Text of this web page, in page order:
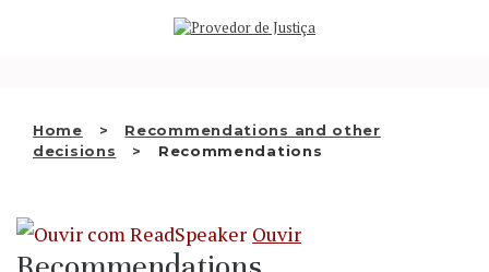
Home
Recommendations and other
decisions
Recommendations
WHO WE ARE
INSTITUTION
EN
Ouvir